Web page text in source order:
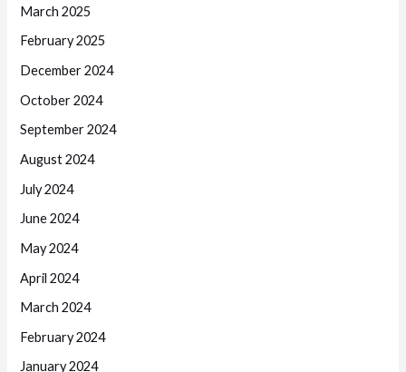
March 2025
February 2025
December 2024
October 2024
September 2024
August 2024
July 2024
June 2024
May 2024
April 2024
March 2024
February 2024
January 2024